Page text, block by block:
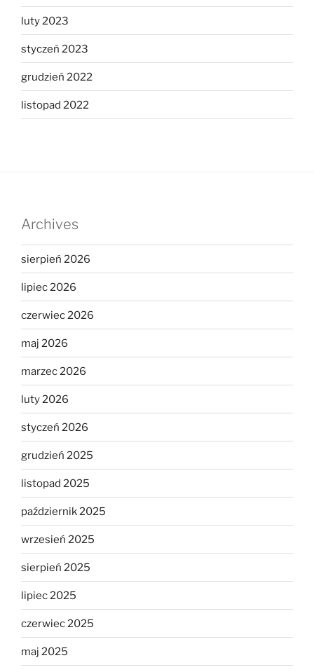
luty 2023
styczeń 2023
grudzień 2022
listopad 2022
Archives
sierpień 2026
lipiec 2026
czerwiec 2026
maj 2026
marzec 2026
luty 2026
styczeń 2026
grudzień 2025
listopad 2025
październik 2025
wrzesień 2025
sierpień 2025
lipiec 2025
czerwiec 2025
maj 2025